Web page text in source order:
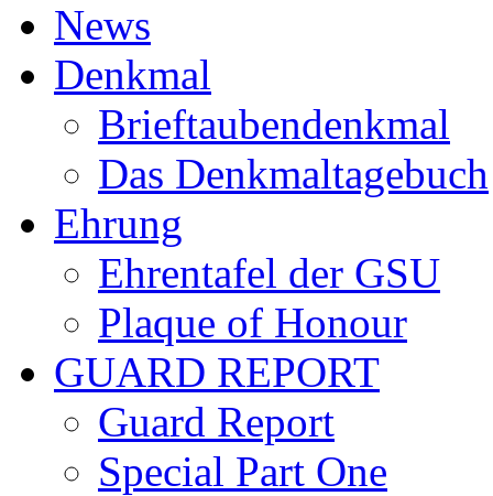
News
Denkmal
Brieftaubendenkmal
Das Denkmaltagebuch
Ehrung
Ehrentafel der GSU
Plaque of Honour
GUARD REPORT
Guard Report
Special Part One